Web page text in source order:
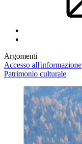
Argomenti
Accesso all'informazione
Patrimonio culturale